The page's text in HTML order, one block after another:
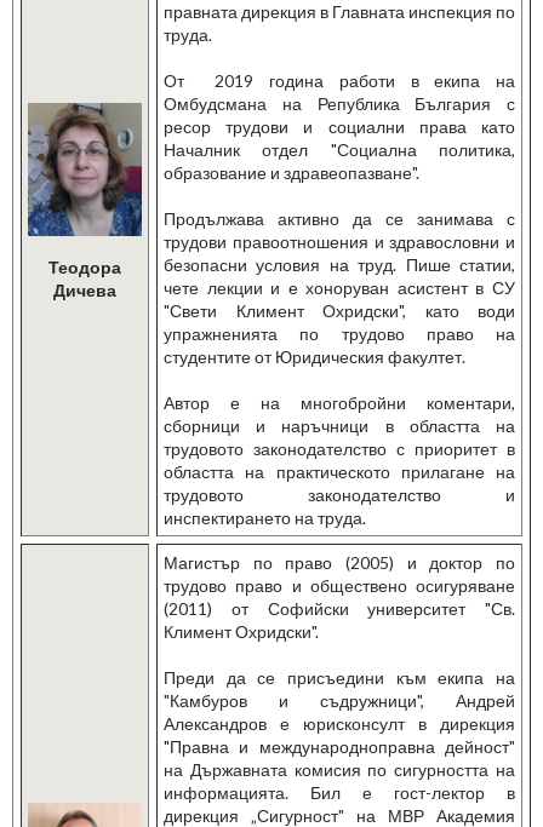
Теодора
Дичева
правната дирекция в Главната инспекция по
труда.
От 2019 година работи в екипа на
Омбудсмана на Република България с
ресор трудови и социални права като
Началник отдел "Социална политика,
образование и здравеопазване".
Продължава активно да се занимава с
трудови правоотношения и здравословни и
безопасни условия на труд. Пише статии,
чете лекции и е хоноруван асистент в СУ
"Свети Климент Охридски", като води
упражненията по трудово право на
студентите от Юридическия факултет.
Автор е на многобройни коментари,
сборници и наръчници в областта на
трудовото законодателство с приоритет в
областта на практическото прилагане на
трудовото законодателство и
инспектирането на труда.
Магистър по право (2005) и доктор по
трудово право и обществено осигуряване
(2011) от Софийски университет "Св.
Климент Охридски".
Преди да се присъедини към екипа на
"Камбуров и съдружници", Андрей
Александров е юрисконсулт в дирекция
"Правна и международноправна дейност"
на Държавната комисия по сигурността на
информацията. Бил е гост-лектор в
дирекция „Сигурност" на МВР Академия